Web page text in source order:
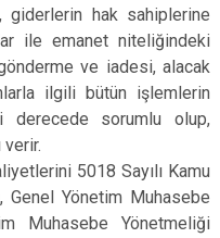
giderlerin hak sahiplerine
ile emanet niteliğindeki
ve iadesi, alacak
ilgili bütün işlemlerin
derecede sorumlu olup,
verir.
5018 Sayılı Kamu
Yönetim Muhasebe
Muhasebe Yönetmeliği